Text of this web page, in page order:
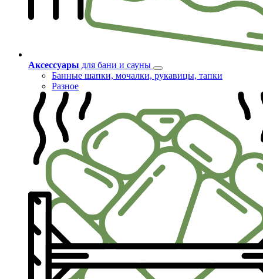
Аксессуары для бани и сауны
Банные шапки, мочалки, рукавицы, тапки
Разное